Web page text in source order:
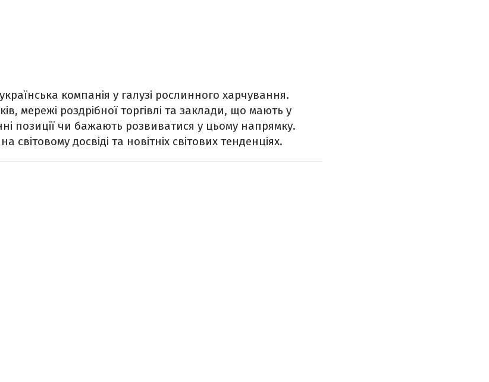
компанія у галузі рослинного харчування.
мережі роздрібної торгівлі та заклади, що мають у
позиції чи бажають розвиватися у цьому напрямку.
світовому досвіді та новітніх світових тенденціях.